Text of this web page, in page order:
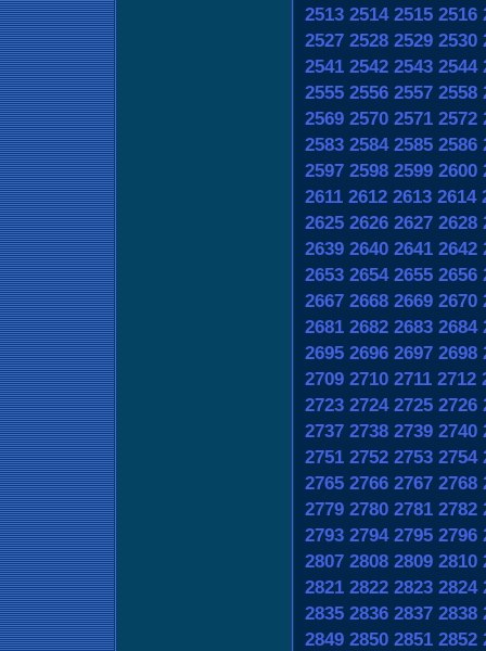
2513 2514 2515 2516
2527 2528 2529 2530
2541 2542 2543 2544
2555 2556 2557 2558
2569 2570 2571 2572
2583 2584 2585 2586
2597 2598 2599 2600
2611 2612 2613 2614
2625 2626 2627 2628
2639 2640 2641 2642
2653 2654 2655 2656
2667 2668 2669 2670
2681 2682 2683 2684
2695 2696 2697 2698
2709 2710 2711 2712
2723 2724 2725 2726
2737 2738 2739 2740
2751 2752 2753 2754
2765 2766 2767 2768
2779 2780 2781 2782
2793 2794 2795 2796
2807 2808 2809 2810
2821 2822 2823 2824
2835 2836 2837 2838
2849 2850 2851 2852